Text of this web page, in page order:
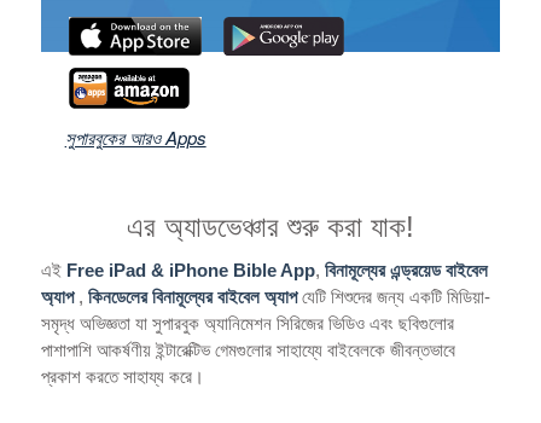
সুপারবুকের আরও Apps
এর অ্যাডভেঞ্চার শুরু করা যাক!
এই Free iPad & iPhone Bible App,বিনামূল্যের এন্ড্রয়েড বাইবেল
অ্যাপ ,কিনডেলের বিনামূল্যের বাইবেল অ্যাপযেটি শিশুদের জন্য একটি মিডিয়া-
সমৃদ্ধ অভিজ্ঞতা যা সুপারবুক অ্যানিমেশন সিরিজের ভিডিও এবং ছবিগুলোর
পাশাপাশি আকর্ষণীয় ইন্টারেক্টিভ গেমগুলোর সাহায্যে বাইবেলকে জীবন্তভাবে
প্রকাশ করতে সাহায্য করে।